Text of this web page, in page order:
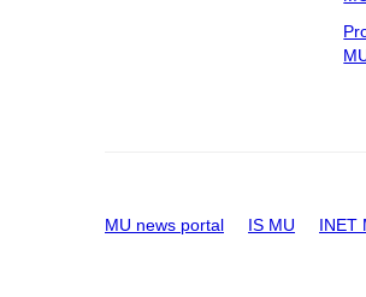
MU news portal IS MU INET